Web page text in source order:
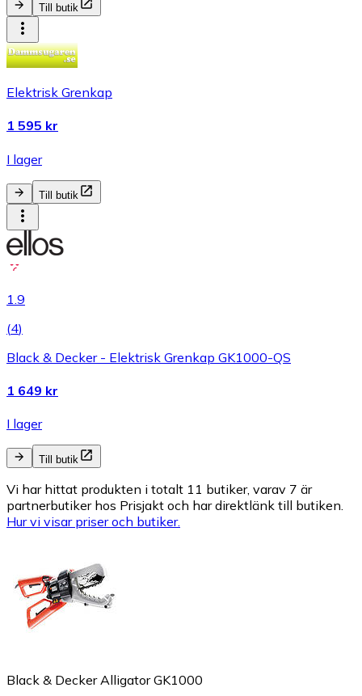
Till butik
Elektrisk Grenkap
1 595 kr
I lager
Till butik
1.9
(4)
Black & Decker - Elektrisk Grenkap GK1000-QS
1 649 kr
I lager
Till butik
Vi har hittat produkten i totalt 11 butiker, varav 7 är
partnerbutiker hos Prisjakt och har direktlänk till butiken.
Hur vi visar priser och butiker.
Black & Decker Alligator GK1000